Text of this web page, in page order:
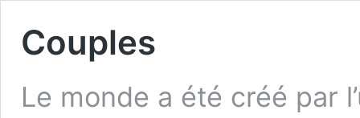
Couples
Le monde a été créé par